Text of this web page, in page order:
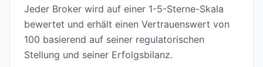
Jeder Broker wird auf einer 1-5-Sterne-Skala
bewertet und erhält einen Vertrauenswert von
100 basierend auf seiner regulatorischen
Stellung und seiner Erfolgsbilanz.